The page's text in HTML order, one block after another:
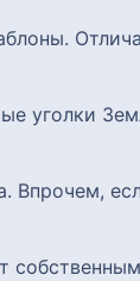
уголки
Впрочем,